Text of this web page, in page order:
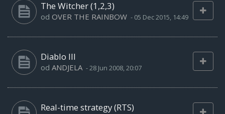
The Witcher (1,2,3)
od OVER THE RAINBOW - 05 Dec 2015, 14:49
Diablo III
od ANDJELA -28 Jun 2008, 20:07
Real-time strategy (RTS)